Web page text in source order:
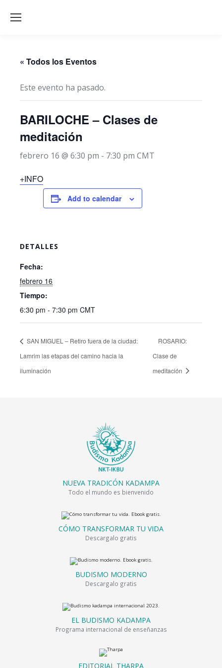
« Todos los Eventos
Este evento ha pasado.
BARILOCHE – Clases de
meditación
febrero 16 @ 6:30 pm - 7:30 pm CMT
+INFO
Add to calendar
DETALLES
Fecha:
febrero 16
Tiempo:
6:30 pm - 7:30 pm CMT
SAN MIGUEL – Retiro fuera de la ciudad:
Lamrim las etapas del camino hacia la
iluminación
ROSARIO:
Clase de
meditación
NUEVA TRADICÓN KADAMPA
Todo el mundo es bienvenido
CÓMO TRANSFORMAR TU VIDA
Descargalo gratis
BUDISMO MODERNO
Descargalo gratis
EL BUDISMO KADAMPA
Programa internacional de enseñanzas
EDITORIAL THARPA